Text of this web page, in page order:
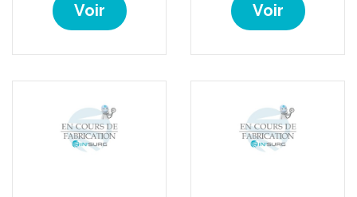
Voir Voir